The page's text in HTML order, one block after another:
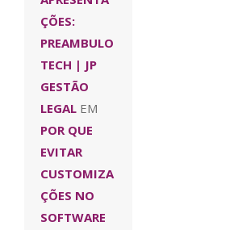
ÇÕES:
PREAMBULO
TECH | JP
GESTÃO
LEGAL EM
POR QUE
EVITAR
CUSTOMIZA
ÇÕES NO
SOFTWARE